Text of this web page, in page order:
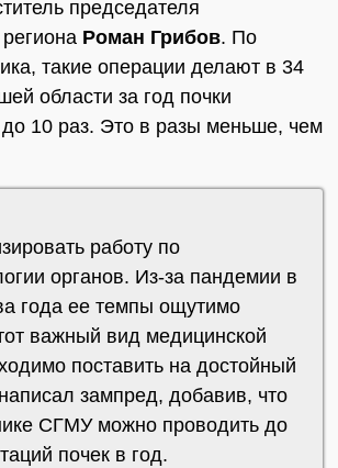
председателя
Роман Грибов. По
такие операции делают в 34
области за год почки
10 раз. Это в разы меньше, чем
работу по
органов. Из-за пандемии в
года ее темпы ощутимо
важный вид медицинской
поставить на достойный
зампред, добавив, что
СГМУ можно проводить до
почек в год.